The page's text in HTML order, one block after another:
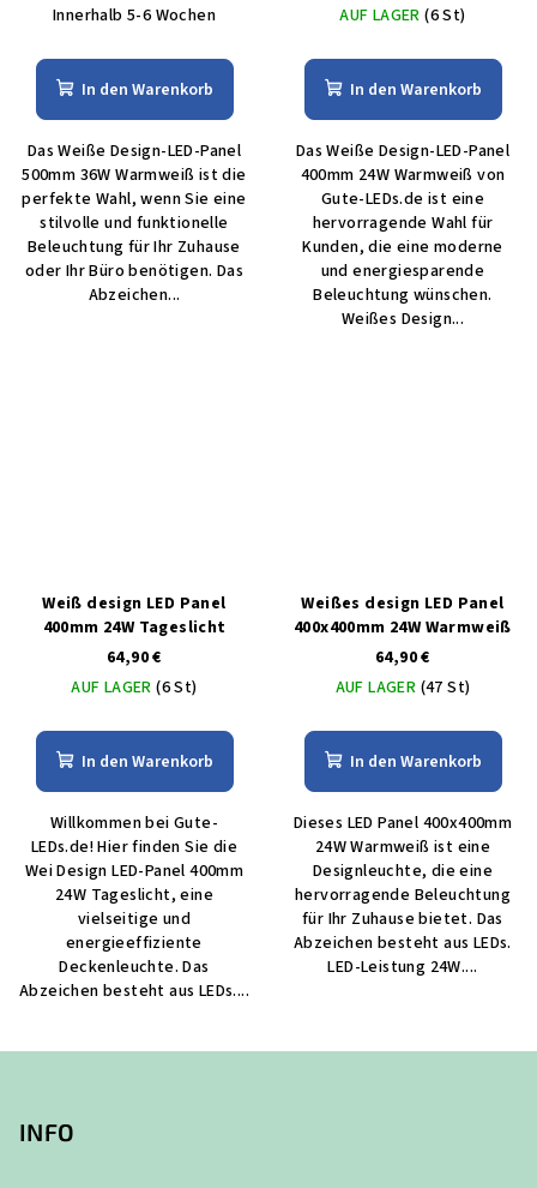
Innerhalb 5-6 Wochen
In den Warenkorb
Das Weiße Design-LED-Panel
500mm 36W Warmweiß ist die
perfekte Wahl, wenn Sie eine
stilvolle und funktionelle
Beleuchtung für Ihr Zuhause
oder Ihr Büro benötigen. Das
Abzeichen...
AUF LAGER(6 St)
In den Warenkorb
Das Weiße Design-LED-Panel
400mm 24W Warmweiß von
Gute-LEDs.de ist eine
hervorragende Wahl für
Kunden, die eine moderne
und energiesparende
Beleuchtung wünschen.
Weißes Design...
Weiß design LED Panel
400mm 24W Tageslicht
64,90 €
AUF LAGER(6 St)
In den Warenkorb
Willkommen bei Gute-
LEDs.de! Hier finden Sie die
Wei Design LED-Panel 400mm
24W Tageslicht, eine
vielseitige und
energieeffiziente
Deckenleuchte. Das
Abzeichen besteht aus LEDs....
Weißes design LED Panel
400x400mm 24W Warmweiß
64,90 €
AUF LAGER (47 St)
In den Warenkorb
Dieses LED Panel 400x400mm
24W Warmweiß ist eine
Designleuchte, die eine
hervorragende Beleuchtung
für Ihr Zuhause bietet. Das
Abzeichen besteht aus LEDs.
LED-Leistung 24W....
INFO